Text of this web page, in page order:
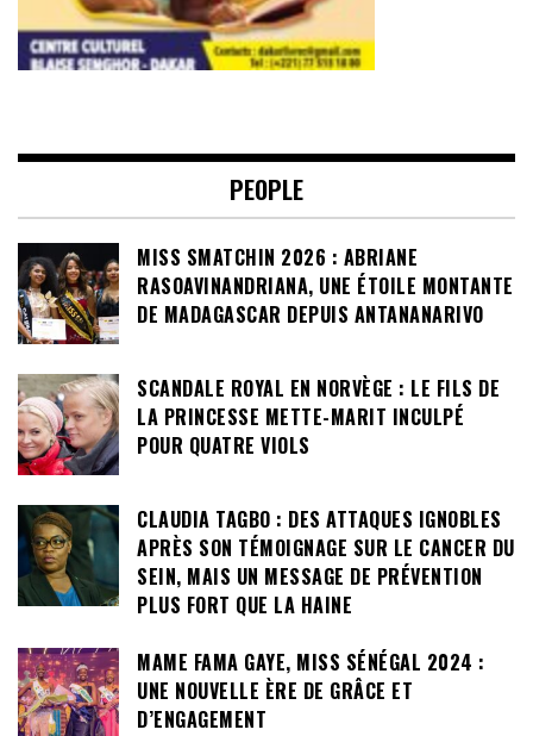
PEOPLE
MISS SMATCHIN 2026 : ABRIANE
RASOAVINANDRIANA, UNE ÉTOILE MONTANTE
DE MADAGASCAR DEPUIS ANTANANARIVO
SCANDALE ROYAL EN NORVÈGE : LE FILS DE
LA PRINCESSE METTE-MARIT INCULPÉ
POUR QUATRE VIOLS
CLAUDIA TAGBO : DES ATTAQUES IGNOBLES
APRÈS SON TÉMOIGNAGE SUR LE CANCER DU
SEIN, MAIS UN MESSAGE DE PRÉVENTION
PLUS FORT QUE LA HAINE
MAME FAMA GAYE, MISS SÉNÉGAL 2024 :
UNE NOUVELLE ÈRE DE GRÂCE ET
D’ENGAGEMENT